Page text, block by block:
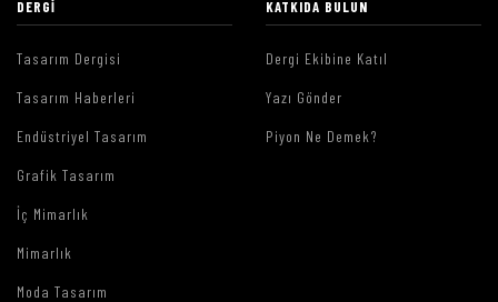
DERGI
Tasarım Dergisi
Tasarım Haberleri
Endüstriyel Tasarım
Grafik Tasarım
İç Mimarlık
Mimarlık
Moda Tasarım
KATKIDA BULUN
Dergi Ekibine Katıl
Yazı Gönder
Piyon Ne Demek?